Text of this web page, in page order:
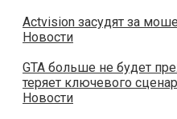
Actvision засудят за
Новости
GTA больше не будет
теряет ключевого
Новости